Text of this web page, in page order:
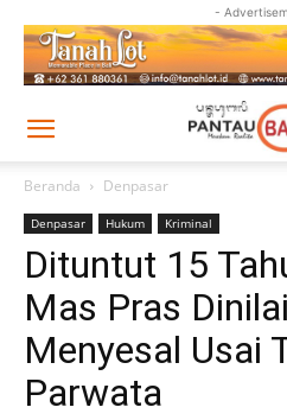
-
Beranda Denpasar
Denpasar Hukum Kriminal
Dituntut 15
Mas Pras
Menyesal Usai
Parwata